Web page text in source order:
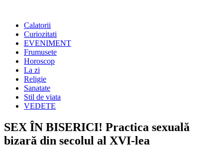
Calatorii
Curiozitati
EVENIMENT
Frumusete
Horoscop
La zi
Religie
Sanatate
Stil de viata
VEDETE
SEX ÎN BISERICI! Practica sexuală
bizară din secolul al XVI-lea